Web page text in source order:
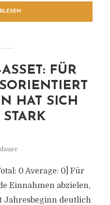
FÜR
HAT SICH
0 Average: 0] Für
Einnahmen abzielen,
Jahresbeginn deutlich